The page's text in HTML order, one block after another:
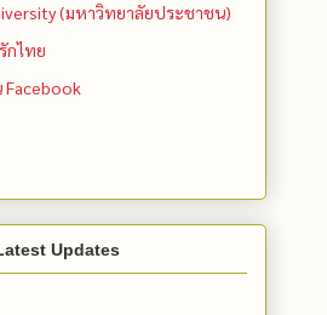
(มหาวิทยาลัยประชาชน)
กไทย
Updates